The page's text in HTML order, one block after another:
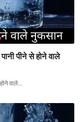
पीने से होने वाले
वाले…